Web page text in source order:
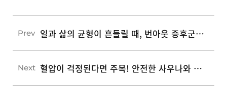
Prev 일과 삶의 균형이 흔들릴 때, 번아웃 증후군 예방을 돕는 3가지 일상 이완법
Next 혈압이 걱정된다면 주목! 안전한 사우나와 목욕을 위한 3가지 주의사항